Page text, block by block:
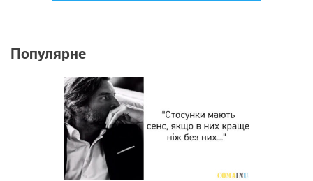
Популярне